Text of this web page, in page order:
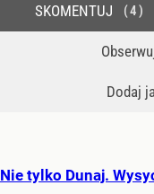
Dodaj
SKOMENTUJ 4
Nie tylko Dunaj.